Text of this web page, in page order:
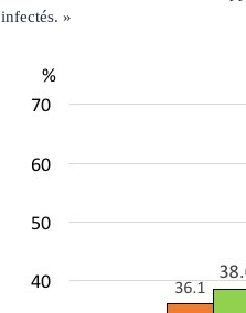
infectés. »